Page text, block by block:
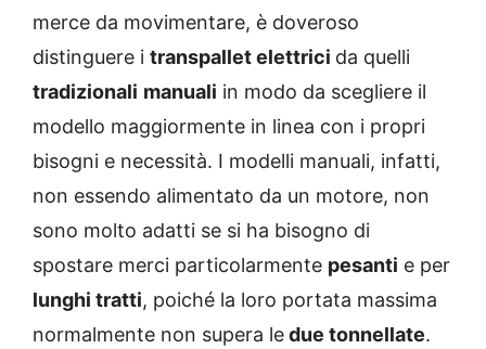
merce da movimentare, è doveroso
distinguere i transpallet elettrici da quelli
tradizionali manuali in modo da scegliere il
modello maggiormente in linea con i propri
bisogni e necessità. I modelli manuali, infatti,
non essendo alimentato da un motore, non
sono molto adatti se si ha bisogno di
spostare merci particolarmente pesanti e per
lunghi tratti, poiché la loro portata massima
normalmente non supera ledue tonnellate.